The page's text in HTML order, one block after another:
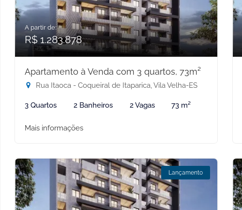
A partir de:
R$ 1.283.878
Apartamento à Venda com 3 quartos, 73m²
Rua Itaoca - Coqueiral de Itaparica, Vila Velha-ES
3 Quartos 2 Banheiros 2 Vagas 73 m²
Mais informações
Lançamento